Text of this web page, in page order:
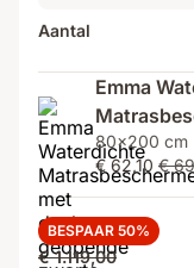
Aantal
Emma
80x200 cm
€ 62,10 €
BESPAAR 50%
Oorspronkelijke
€ 1.119,00